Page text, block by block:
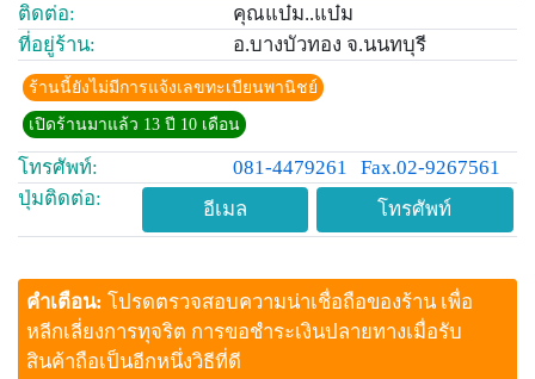
ติดต่อ:
คุณแบ๋ม..แบ๋ม
ที่อยู่ร้าน:
อ.บางบัวทอง จ.นนทบุรี
ร้านนี้ยังไม่มีการแจ้งเลขทะเบียนพานิชย์
เปิดร้านมาแล้ว 13 ปี 10 เดือน
โทรศัพท์: 081-4479261
Fax.02-9267561
ปุ่มติดต่อ:
อีเมล โทรศัพท์
คำเตือน: โปรดตรวจสอบความน่าเชื่อถือของร้าน เพื่อ
หลีกเลี่ยงการทุจริต การขอชำระเงินปลายทางเมื่อรับ
สินค้าถือเป็นอีกหนึ่งวิธีที่ดี